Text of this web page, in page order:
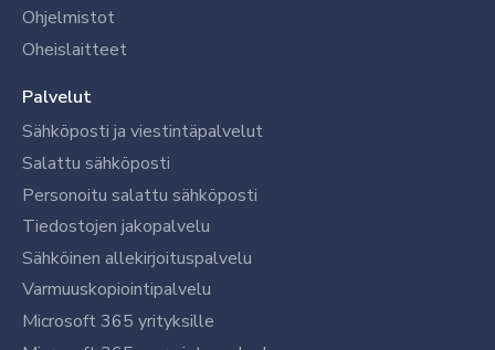
Ohjelmistot
Oheislaitteet
Palvelut
Sähköposti ja viestintäpalvelut
Salattu sähköposti
Personoitu salattu sähköposti
Tiedostojen jakopalvelu
Sähköinen allekirjoituspalvelu
Varmuuskopiointipalvelu
Microsoft 365 yrityksille